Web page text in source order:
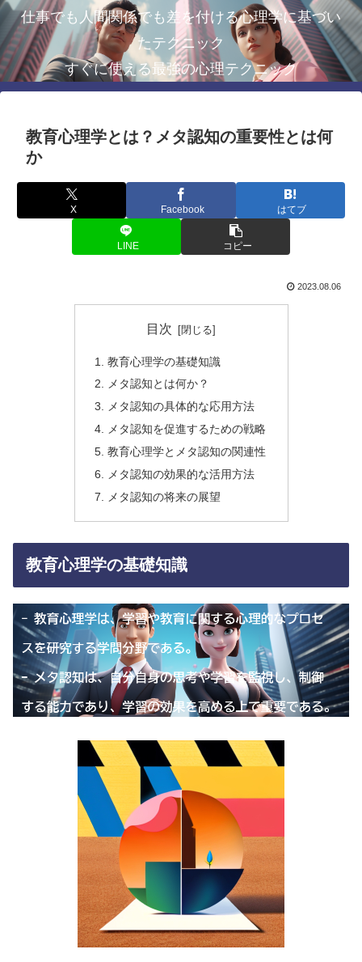
仕事でも人間関係でも差を付ける心理学に基づい
たテクニック
すぐに使える最強の心理テクニック
教育心理学とは？メタ認知の重要性とは何
か
X Facebook はてブ
LINE コピー
2023.08.06
目次
教育心理学の基礎知識
メタ認知とは何か？
メタ認知の具体的な応用方法
メタ認知を促進するための戦略
教育心理学とメタ認知の関連性
メタ認知の効果的な活用方法
メタ認知の将来の展望
教育心理学の基礎知識